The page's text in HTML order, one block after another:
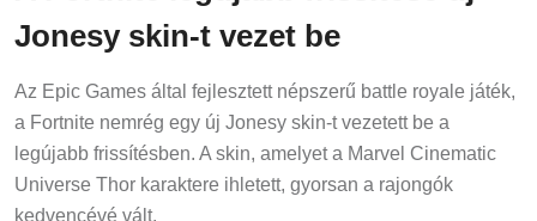
Jonesy skin-t vezet be
Az Epic Games által fejlesztett népszerű battle royale játék,
a Fortnite nemrég egy új Jonesy skin-t vezetett be a
legújabb frissítésben. A skin, amelyet a Marvel Cinematic
Universe Thor karaktere ihletett, gyorsan a rajongók
kedvencévé vált.